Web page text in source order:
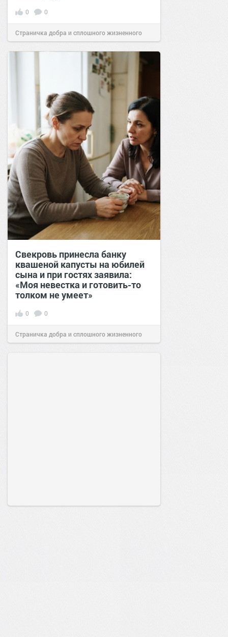
0 0
Страничка добра и сплошного жизненного
позитива! 00:2807 авг 2026
Свекровь принесла банку
квашеной капусты на юбилей
сына и при гостях заявила:
«Моя невестка и готовить-то
толком не умеет»
0 0
Страничка добра и сплошного жизненного